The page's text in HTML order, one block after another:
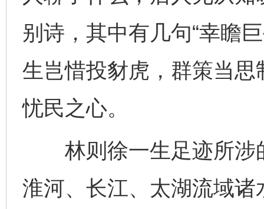
别诗，其中有几句“幸瞻
生岂惜投豺虎，群策当思
忧民之心。
林则徐一生足迹所涉
淮河、长江、太湖流域